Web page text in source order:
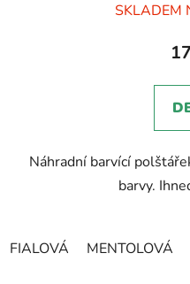
SKLADEM
Náhradní barvící
barvy.
FIALOVÁ MENTOLOVÁ